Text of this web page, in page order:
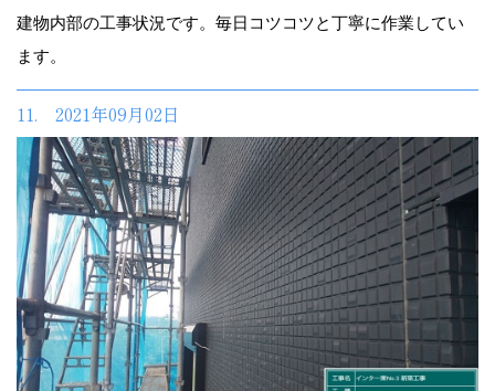
建物内部の工事状況です。毎日コツコツと丁寧に作業してい
ます。
11. 2021年09月02日